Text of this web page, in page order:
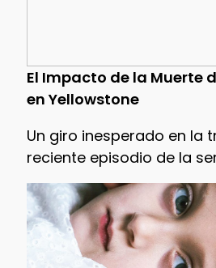
El Impacto de la Muerte
en Yellowstone
Un giro inesperado en la
reciente episodio de la